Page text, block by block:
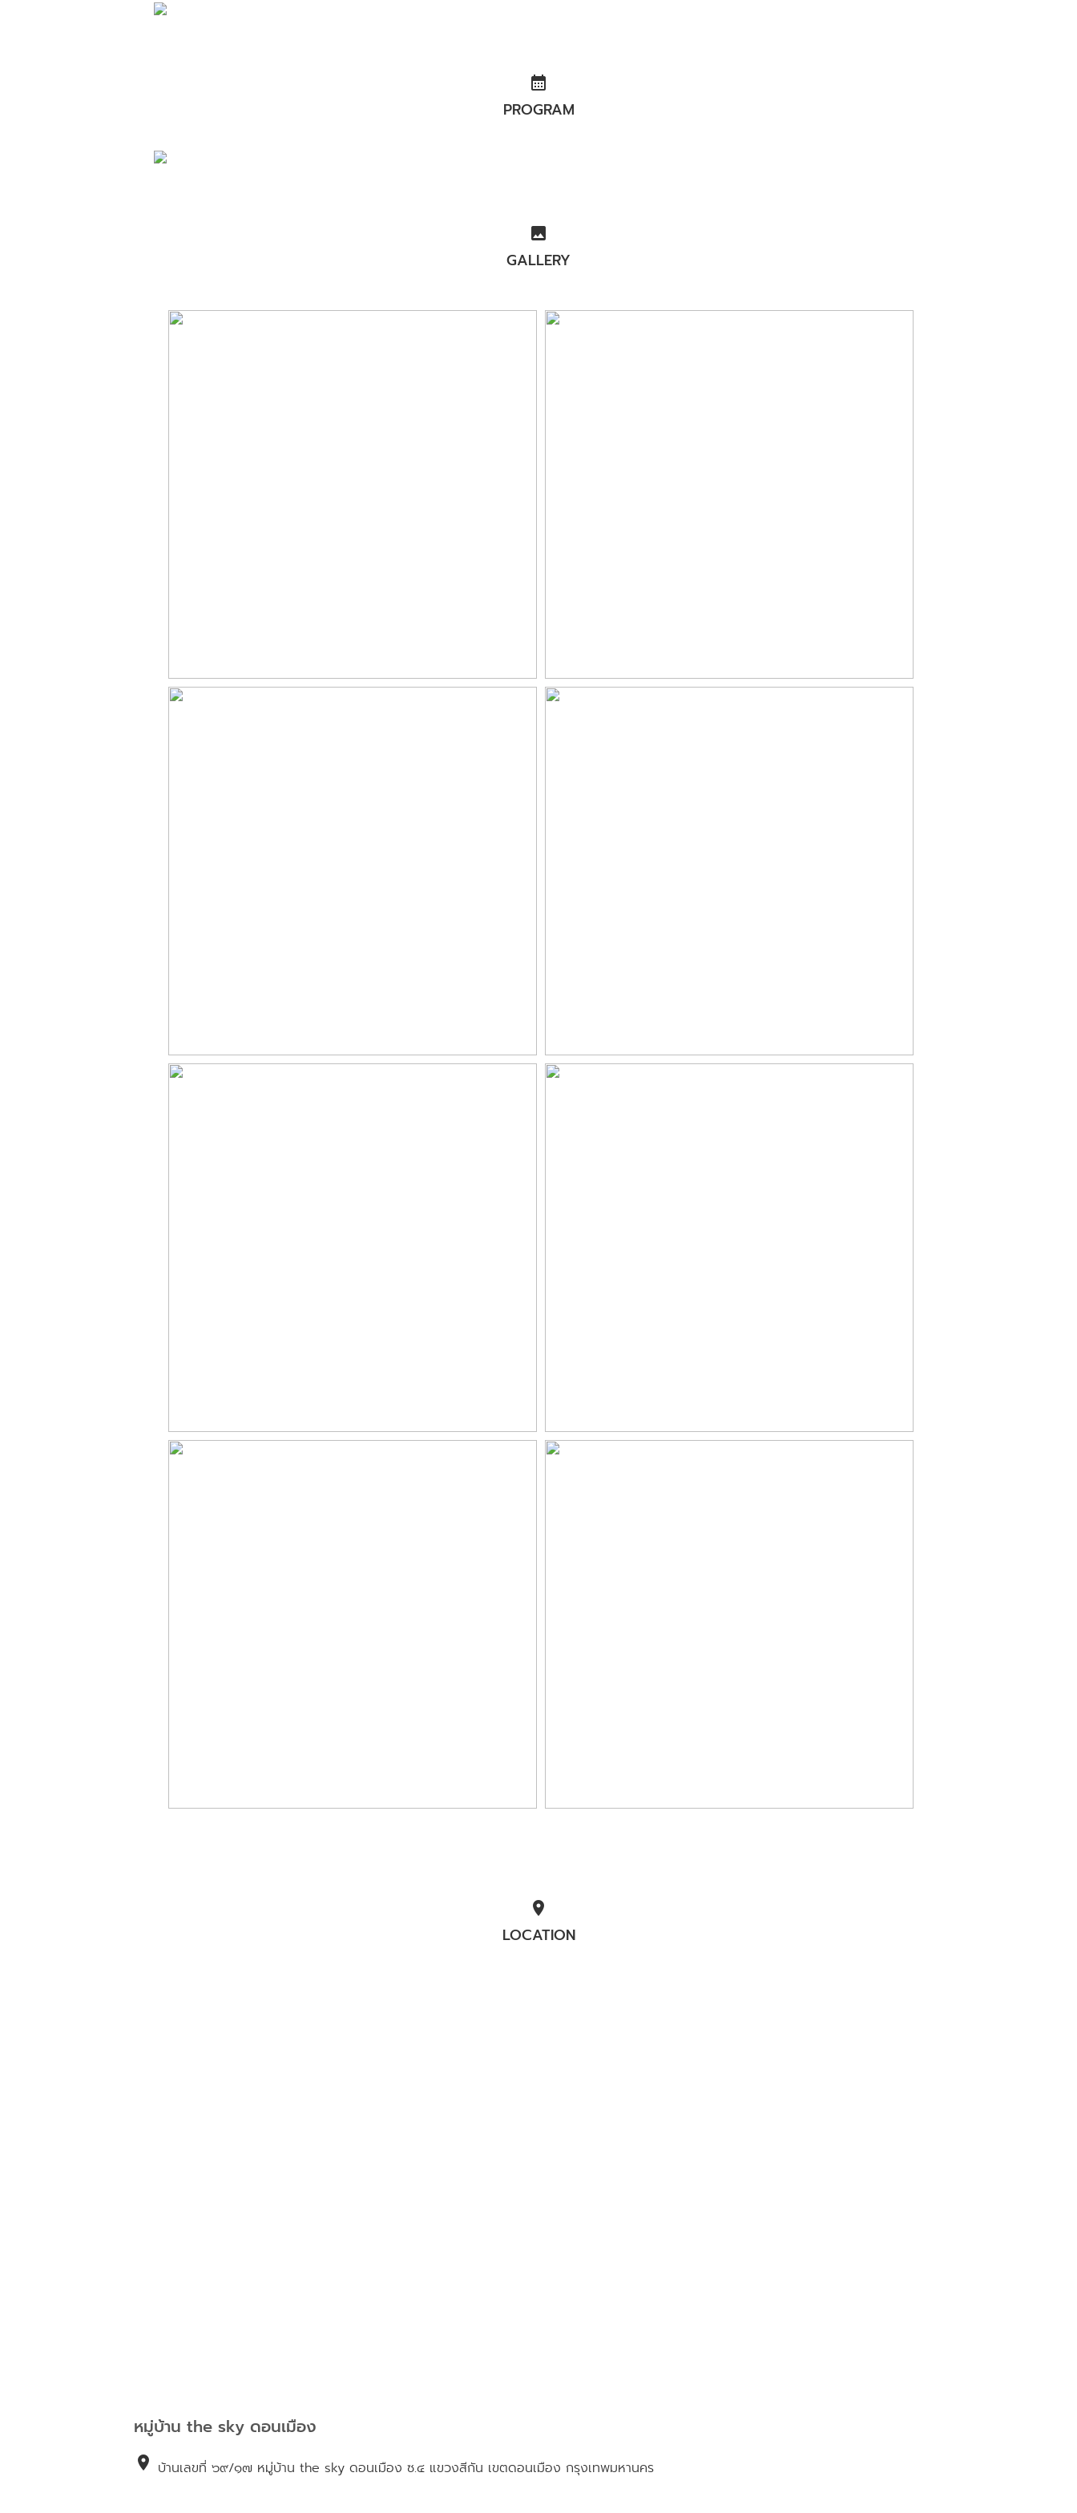
calendar_month
PROGRAM
image
GALLERY
location_on
LOCATION
หมู่บ้าน the sky ดอนเมือง
location_on บ้านเลขที่ ๖๙/๑๗ หมู่บ้าน the sky ดอนเมือง ซ.๔ แขวงสีกัน เขตดอนเมือง กรุงเทพมหานคร